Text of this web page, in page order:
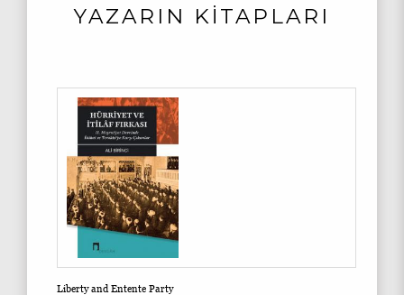
YAZARIN KİTAPLARI
Liberty and Entente Party